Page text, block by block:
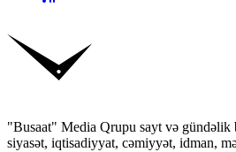
"Busaat" Media Qrupu sayt və gündəlik
siyasət, iqtisadiyyat, cəmiyyət, idman,